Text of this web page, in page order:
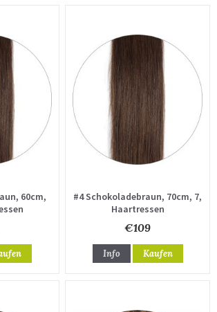
60cm,
#4 Schokoladebraun, 70cm, 7,
Haartressen
€109
Info Kaufen